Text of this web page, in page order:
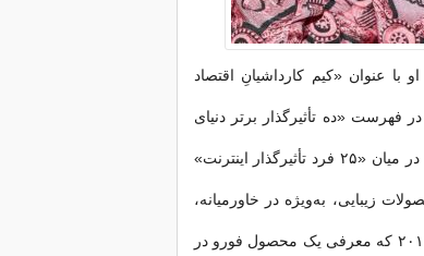
عنوان «کیم کارداشیانِ اقتصاد
فهرست «ده تأثیرگذار برتر دنیای
زیبایی» قرار داد و مجله تایم نیز در سال ۲۰۱۷ او را در میان «۲۵ فرد تأثیرگذار اینترنت»
زیبایی، به‌ویژه در خاورمیانه،
بارها مورد توجه قرار گرفته است؛ از جمله در سال ۲۰۱۷ که معرفی یک محصول فورو در